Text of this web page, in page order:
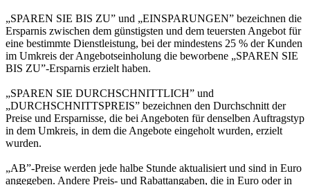
„SPAREN SIE BIS ZU” und „EINSPARUNGEN” bezeichnen die
Ersparnis zwischen dem günstigsten und dem teuersten Angebot für
eine bestimmte Dienstleistung, bei der mindestens 25 % der Kunden
im Umkreis der Angebotseinholung die beworbene „SPAREN SIE
BIS ZU”-Ersparnis erzielt haben.
„SPAREN SIE DURCHSCHNITTLICH” und
„DURCHSCHNITTSPREIS” bezeichnen den Durchschnitt der
Preise und Ersparnisse, die bei Angeboten für denselben Auftragstyp
in dem Umkreis, in dem die Angebote eingeholt wurden, erzielt
wurden.
„AB”-Preise werden jede halbe Stunde aktualisiert und sind in Euro
angegeben. Andere Preis- und Rabattangaben, die in Euro oder in